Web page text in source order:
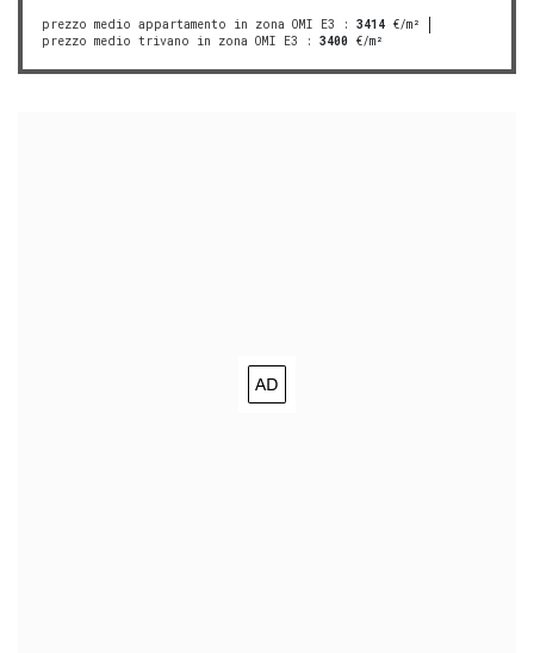
prezzo medio appartamento in zona OMI E3 : 3414 €/m²
prezzo medio trivano in zona OMI E3 : 3400 €/m²